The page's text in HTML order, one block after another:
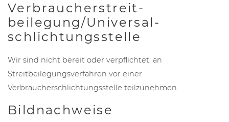
Verbraucher­streit­
beilegung/Universal­
schlichtungs­stelle
Wir sind nicht bereit oder verpflichtet, an
Streitbeilegungsverfahren vor einer
Verbraucherschlichtungsstelle teilzunehmen.
Bildnachweise